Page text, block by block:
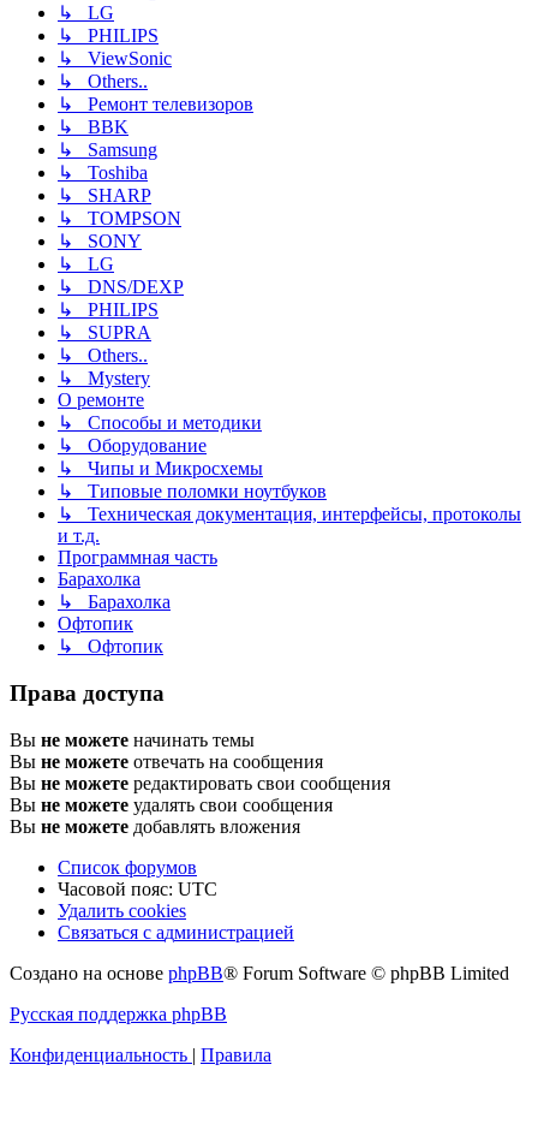
↳ LG
↳ PHILIPS
↳ ViewSonic
↳ Others..
↳ Ремонт телевизоров
↳ BBK
↳ Samsung
↳ Toshiba
↳ SHARP
↳ TOMPSON
↳ SONY
↳ LG
↳ DNS/DEXP
↳ PHILIPS
↳ SUPRA
↳ Others..
↳ Mystery
О ремонте
↳ Способы и методики
↳ Оборудование
↳ Чипы и Микросхемы
↳ Типовые поломки ноутбуков
↳ Техническая документация, интерфейсы, протоколы
и т.д.
Программная часть
Барахолка
↳ Барахолка
Офтопик
↳ Офтопик
Права доступа
Вы не можете начинать темы
Вы не можете отвечать на сообщения
Вы не можете редактировать свои сообщения
Вы не можете удалять свои сообщения
Вы не можете добавлять вложения
Список форумов
Часовой пояс: UTC
Удалить cookies
Связаться
администрацией
Связаться с администрацией
Создано на основе phpBB® Forum Software © phpBB Limited
Русская поддержка phpBB
Конфиденциальность | Правила